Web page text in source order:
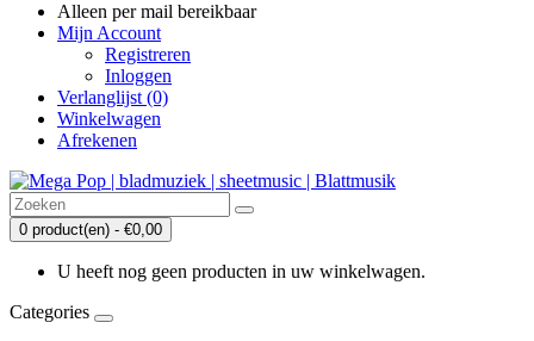
Alleen per mail bereikbaar
Mijn Account
Registreren
Inloggen
Verlanglijst (0)
Winkelwagen
Afrekenen
0 product(en) - €0,00
U heeft nog geen producten in uw winkelwagen.
Categories